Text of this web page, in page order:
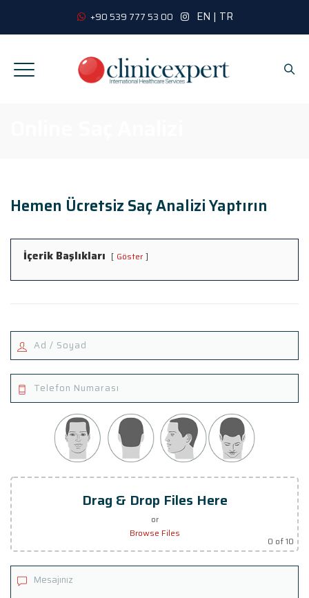
+90 539 777 53 00 EN | TR
Hemen Ücretsiz Saç Analizi Yaptırın
İçerik Başlıkları Göster
Drag & Drop Files Here
or
Browse Files
0 of 10